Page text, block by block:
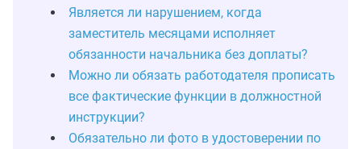
Является ли нарушением, когда
заместитель месяцами исполняет
обязанности начальника без доплаты?
Можно ли обязать работодателя прописать
все фактические функции в должностной
инструкции?
Обязательно ли фото в удостоверении по